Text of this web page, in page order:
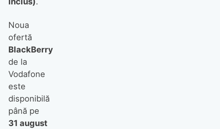
Noua
ofertă
BlackBerry
de la
Vodafone
este
disponibilă
până pe
31 august